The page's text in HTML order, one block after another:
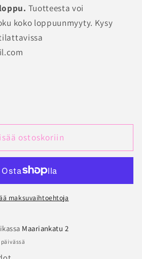
Tuotteesta voi
koko loppuunmyyty. Kysy
ostoskoriin
maksuvaihtoehtoja
Maariankatu 2